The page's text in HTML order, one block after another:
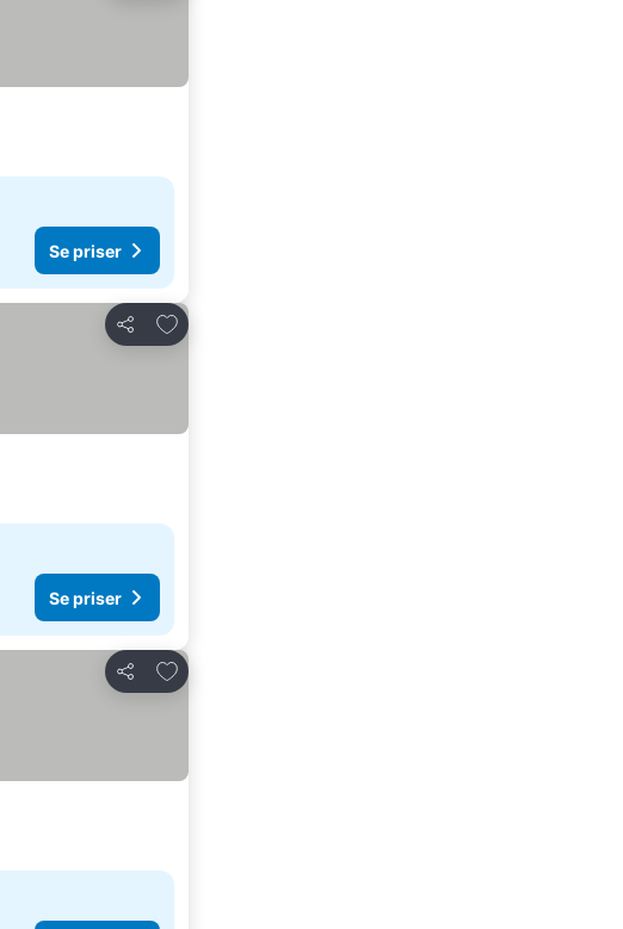
Se priser
Del
Føj til favoritter
Se priser
Del
Føj til favoritter